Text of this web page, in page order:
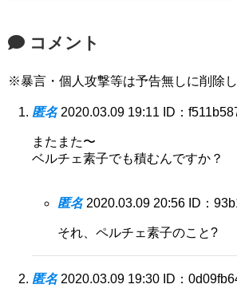
コメント
※暴言・個人攻撃等は予告無しに削除
匿名 2020.03.09 19:11 ID：
またまた〜
ベルチェ素子でも積むんですか？
匿名 2020.03.09 20:56 ID：
それ、ペルチェ素子のこと?
匿名 2020.03.09 19:30 ID：